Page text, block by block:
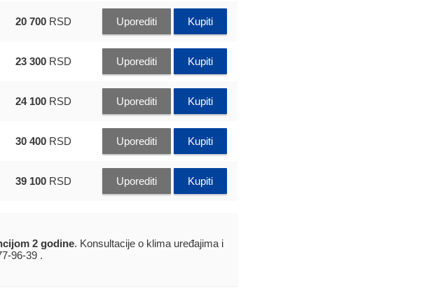
20 700RSD Uporediti Kupiti
23 300RSD Uporediti Kupiti
24 100RSD Uporediti Kupiti
30 400RSD Uporediti Kupiti
39 100RSD Uporediti Kupiti
2 godine. Konsultacije o klima uređajima i
96-39 .